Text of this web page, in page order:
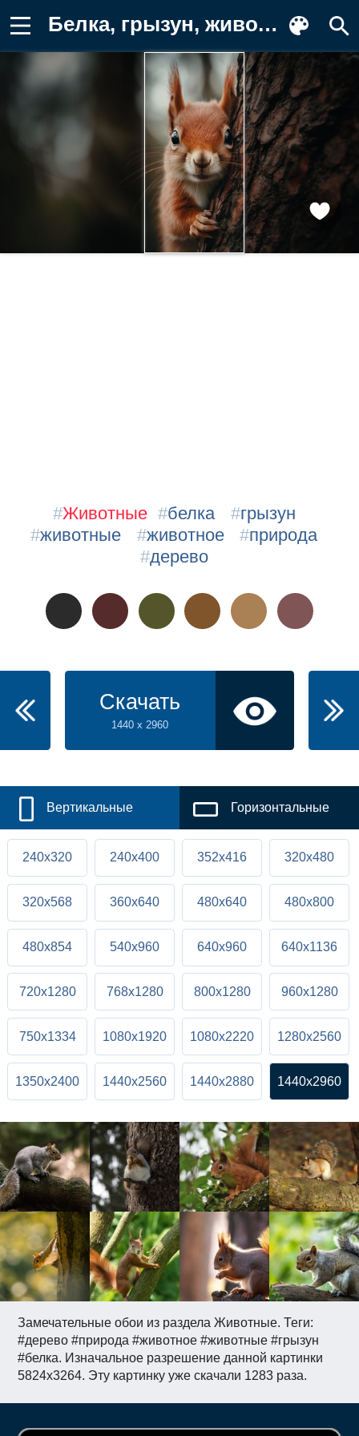
Белка, грызун, животные, животное Картинка для телефона
Замечательные обои из раздела Животные. Теги:
#дерево #природа #животное #животные #грызун
#белка. Изначальное разрешение данной картинки
5824x3264. Эту картинку уже скачали 1283 раза.
#Животные #белка #грызун
#животные #животное #природа
#дерево
Скачать
1440 x 2960
Вертикальные Горизонтальные
240x320 240x400 352x416 320x480
320x568 360x640 480x640 480x800
480x854 540x960 640x960 640x1136
720x1280 768x1280 800x1280 960x1280
750x1334 1080x1920 1080x2220 1280x2560
1350x2400 1440x2560 1440x2880 1440x2960